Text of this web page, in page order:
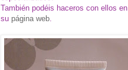
También podéis haceros con ellos en
su página web.